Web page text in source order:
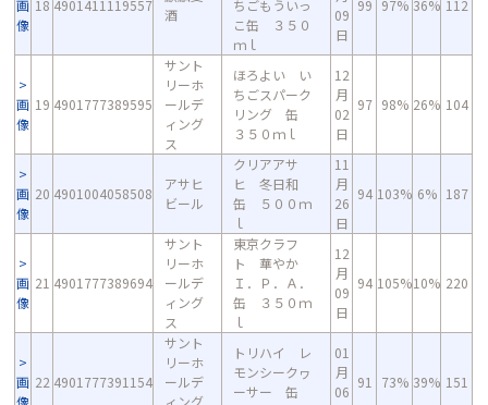
画
像
18 4901411119557
酒
ちごもういっ
こ缶 ３５０
ｍｌ
09
日
99 97% 36% 112
画
像
19 4901777389595
サント
リーホ
ールデ
ィング
ス
ほろよい い
ちごスパーク
リング 缶
３５０ｍｌ
12
月
02
日
97 98% 26% 104
画
像
20 4901004058508
アサヒ
ビール
クリアアサ
ヒ 冬日和
缶 ５００ｍ
ｌ
11
月
26
日
94 103% 6% 187
画
像
21 4901777389694
サント
リーホ
ールデ
ィング
ス
東京クラフ
ト 華やか
Ｉ．Ｐ．Ａ．
缶 ３５０ｍ
ｌ
12
月
09
日
94 105%10% 220
画
像
22 4901777391154
サント
リーホ
ールデ
ィング
トリハイ レ
モンシークヮ
ーサー 缶
01
月
06
91 73% 39% 151